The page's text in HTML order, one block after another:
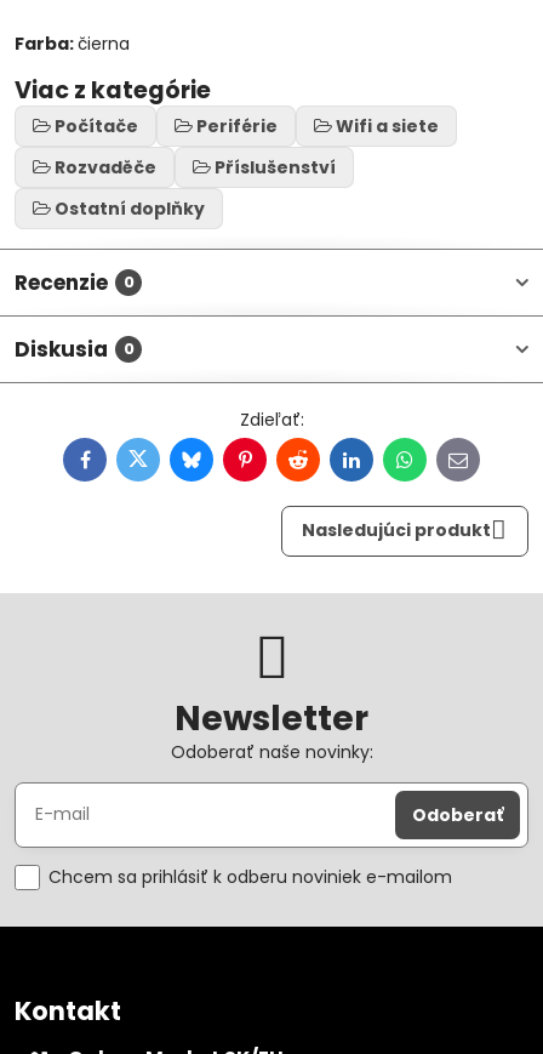
Farba:čierna
Viac z kategórie
Počítače Periférie
Wifi a siete
Rozvaděče
Příslušenství
Ostatní doplňky
Recenzie 0
Diskusia 0
FacebookTwitterBlueskyPinterestRedditLinkedInWhatsApp
E-
mail
Nasledujúci produkt
Newsletter
Odoberať naše novinky:
Odoberať
Chcem sa prihlásiť k odberu noviniek e-mailom
Kontakt